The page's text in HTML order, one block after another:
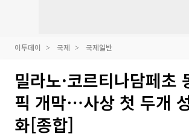
이투데이 국제 국제일반
밀라노·코르티나담페초
픽 개막⋯사상 첫 두개
화[종합]